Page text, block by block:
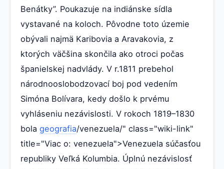
Benátky”. Poukazuje na indiánske sídla
vystavané na koloch. Pôvodne toto územie
obývali najmä Karibovia a Aravakovia, z
ktorých väčšina skončila ako otroci počas
španielskej nadvlády. V r.1811 prebehol
národnooslobodzovací boj pod vedením
Simóna Bolívara, kedy došlo k prvému
vyhláseniu nezávislosti. V rokoch 1819–1830
bola geografia/venezuela/" class="wiki-link"
title="Viac o: venezuela">Venezuela súčasťou
republiky Veľká Kolumbia. Úplnú nezávislosť